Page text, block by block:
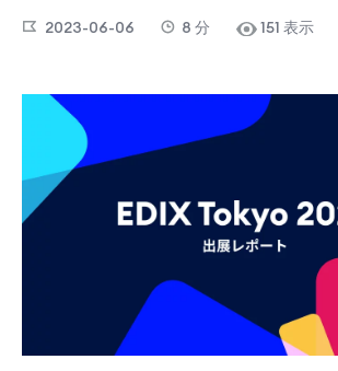
お役立ち資料
+1 800 640 0868
2023-06-06 8 分 151 表示